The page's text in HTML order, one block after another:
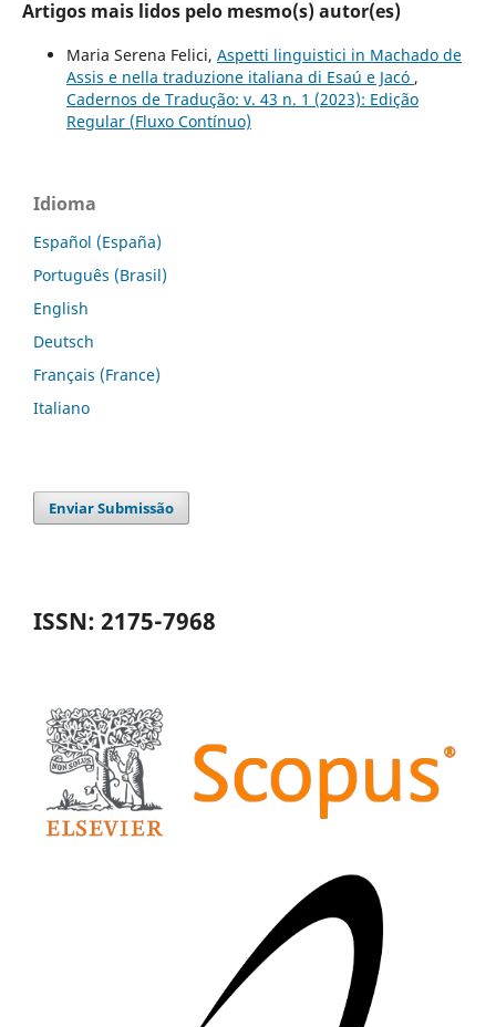
Artigos mais lidos pelo mesmo(s) autor(es)
Maria Serena Felici, Aspetti linguistici in Machado de
Assis e nella traduzione italiana di Esaú e Jacó ,
Cadernos de Tradução: v. 43 n. 1 (2023): Edição
Regular (Fluxo Contínuo)
Idioma
Español (España)
Português (Brasil)
English
Deutsch
Français (France)
Italiano
Enviar Submissão
ISSN: 2175-7968